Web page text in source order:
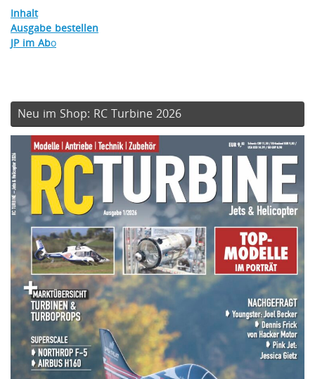
Inhalt
Ausgabe bestellen
JP im Abo
Neu im Shop: RC Turbine 2026